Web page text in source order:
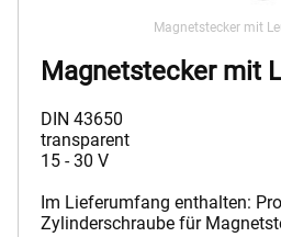
Magnetstecker mit
Magnetstecker mit
DIN 43650
transparent
15 - 30 V
Im Lieferumfang enthalten:
Zylinderschraube für